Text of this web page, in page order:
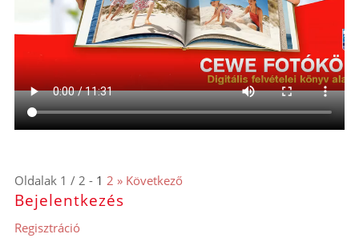
Oldalak 1 / 2 - 1 2 » Következő
Bejelentkezés
Regisztráció